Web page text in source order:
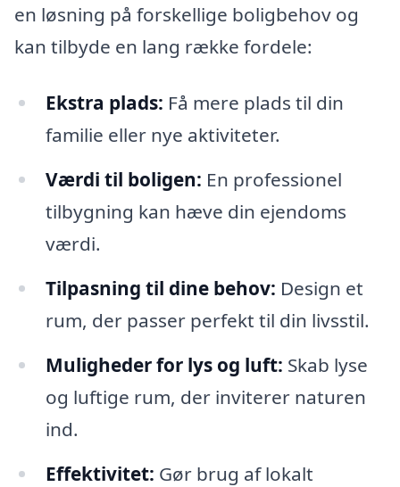
en løsning på forskellige boligbehov og
kan tilbyde en lang række fordele:
Ekstra plads: Få mere plads til din
familie eller nye aktiviteter.
Værdi til boligen: En professionel
tilbygning kan hæve din ejendoms
værdi.
Tilpasning til dine behov: Design et
rum, der passer perfekt til din livsstil.
Muligheder for lys og luft: Skab lyse
og luftige rum, der inviterer naturen
ind.
Effektivitet: Gør brug af lokalt